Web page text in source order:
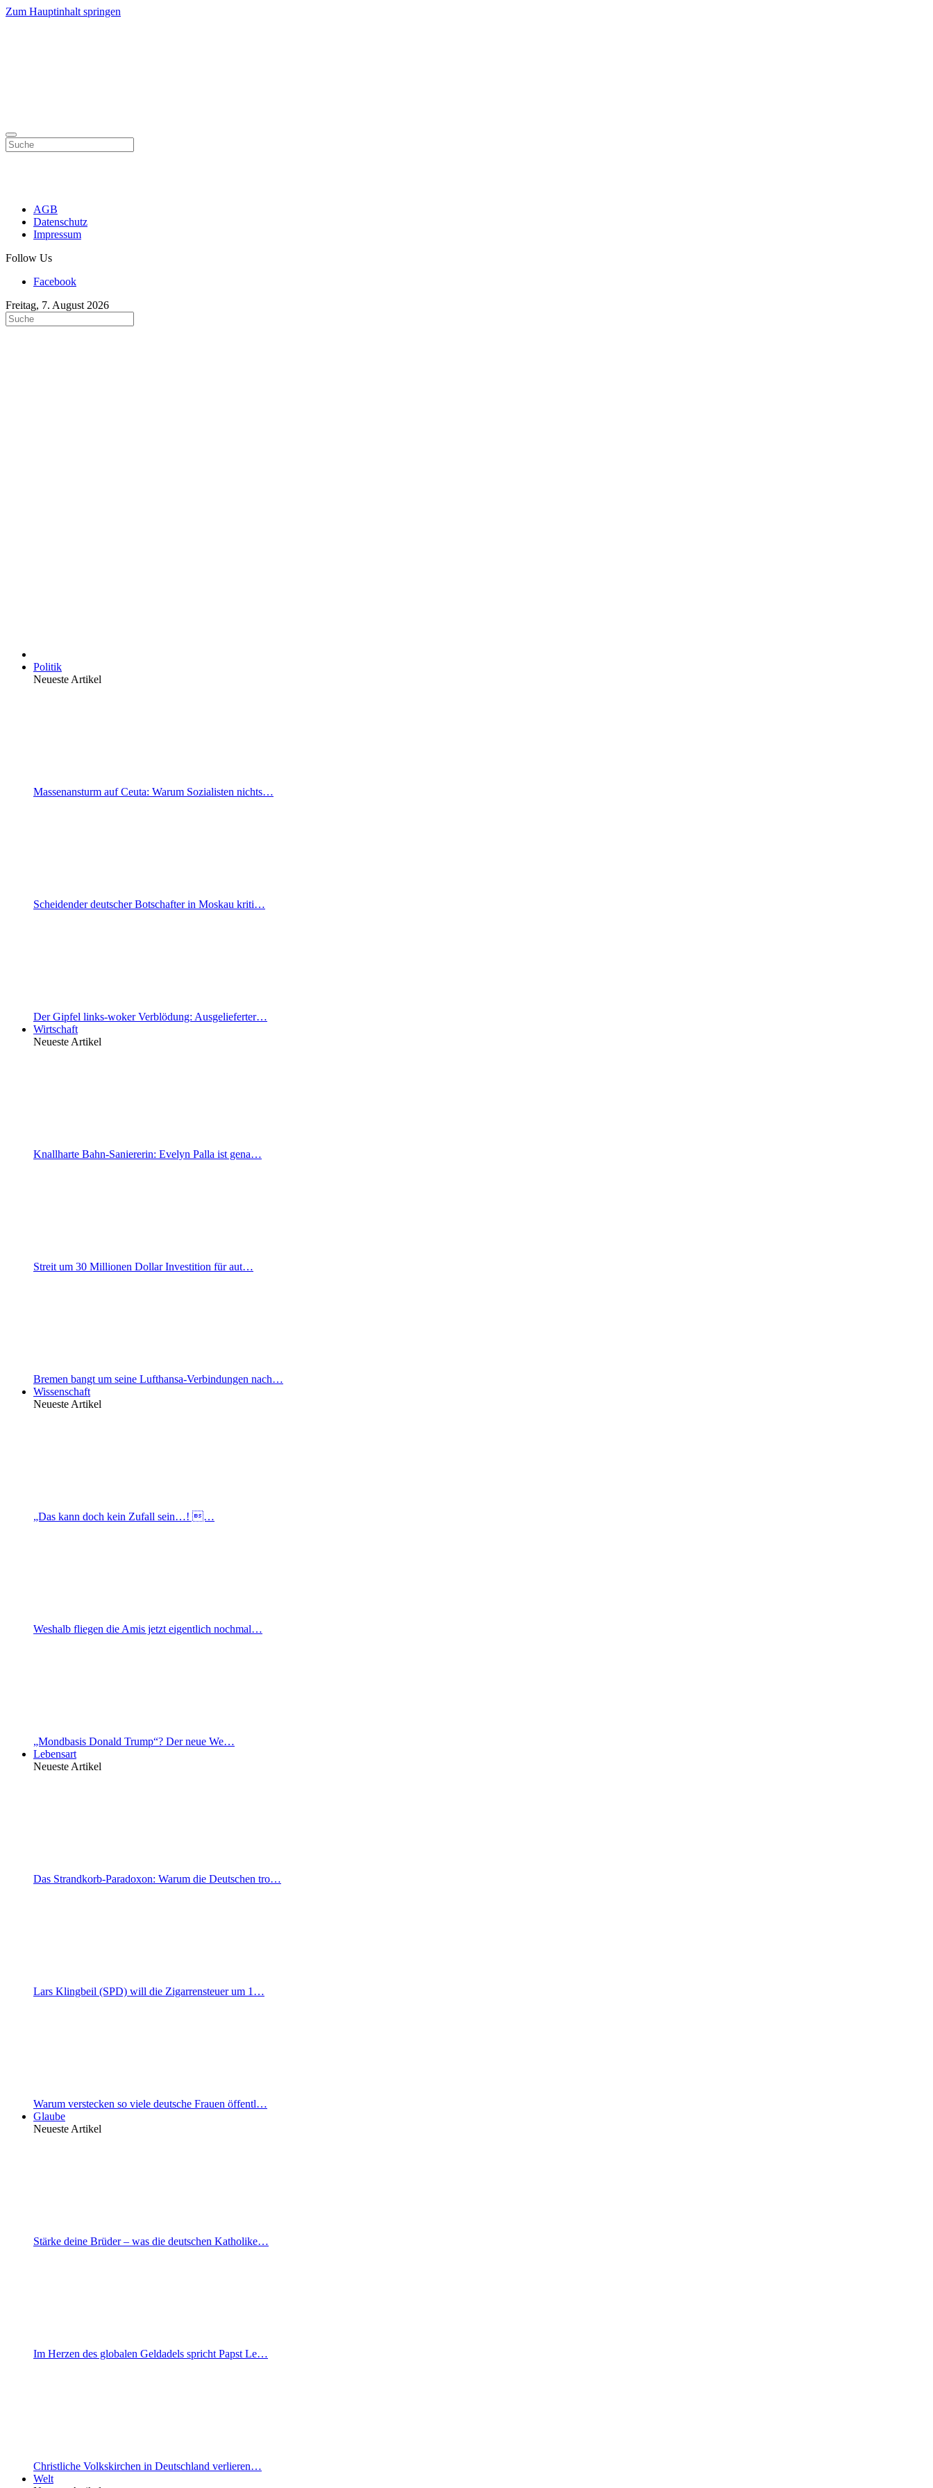
Zum Hauptinhalt springen
AGB
Datenschutz
Impressum
Follow Us
Facebook
Freitag, 7. August 2026
Politik
Neueste Artikel
Massenansturm auf Ceuta: Warum Sozialisten nichts…
Scheidender deutscher Botschafter in Moskau kriti…
Der Gipfel links-woker Verblödung: Ausgelieferter…
Wirtschaft
Neueste Artikel
Knallharte Bahn-Saniererin: Evelyn Palla ist gena…
Streit um 30 Millionen Dollar Investition für aut…
Bremen bangt um seine Lufthansa-Verbindungen nach…
Wissenschaft
Neueste Artikel
„Das kann doch kein Zufall sein…! …
Weshalb fliegen die Amis jetzt eigentlich nochmal…
„Mondbasis Donald Trump“? Der neue We…
Lebensart
Neueste Artikel
Das Strandkorb-Paradoxon: Warum die Deutschen tro…
Lars Klingbeil (SPD) will die Zigarrensteuer um 1…
Warum verstecken so viele deutsche Frauen öffentl…
Glaube
Neueste Artikel
Stärke deine Brüder – was die deutschen Katholike…
Im Herzen des globalen Geldadels spricht Papst Le…
Christliche Volkskirchen in Deutschland verlieren…
Welt